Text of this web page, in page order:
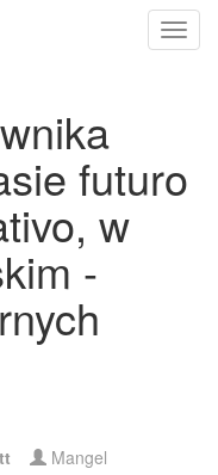
futuro
w
-
Mangel